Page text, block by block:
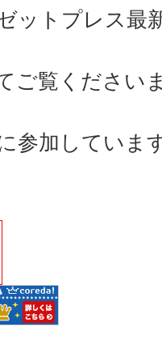
ットプレス最
ご覧ください
参加していま